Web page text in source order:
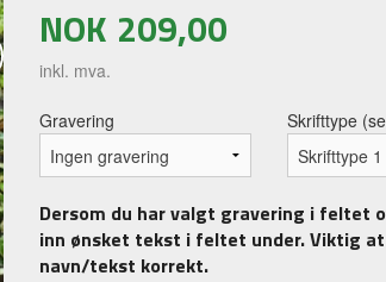
NextNOK 209,00
inkl. mva.
Gravering Skrifttype
Dersom du har valgt gravering i feltet
inn ønsket tekst i feltet under. Viktig
navn/tekst korrekt.